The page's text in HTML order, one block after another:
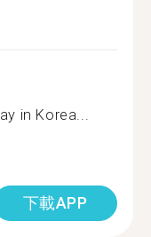
in Korea...
下載APP